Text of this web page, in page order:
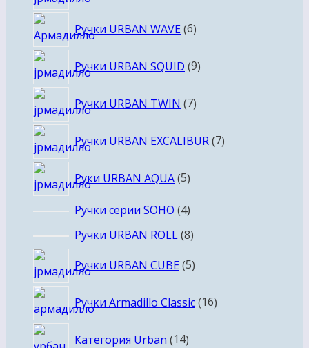
Ручки URBAN WAVE 66
Ручки URBAN SQUID 99
Ручки URBAN TWIN 77
Ручки URBAN EXCALIBUR 77
Руки URBAN AQUA 55
Ручки серии SOHO 44
товара
Ручки URBAN ROLL 88
товаров
Ручки URBAN CUBE 55
Ручки Armadillo Classic 1616
Категория Urban 1414